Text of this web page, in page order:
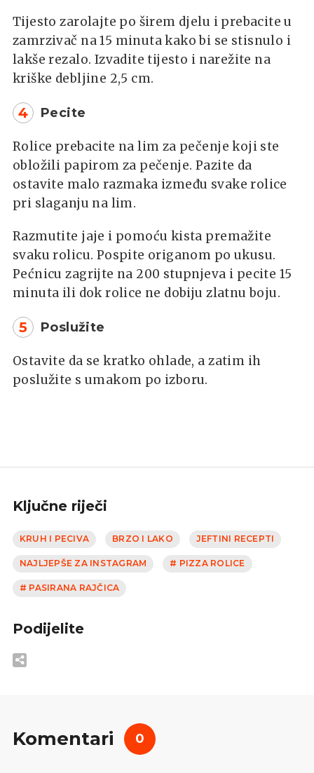
Tijesto zarolajte po širem djelu i prebacite u
zamrzivač na 15 minuta kako bi se stisnulo i
lakše rezalo. Izvadite tijesto i narežite na
kriške debljine 2,5 cm.
4 Pecite
Rolice prebacite na lim za pečenje koji ste
obložili papirom za pečenje. Pazite da
ostavite malo razmaka između svake rolice
pri slaganju na lim.
Razmutite jaje i pomoću kista premažite
svaku rolicu. Pospite origanom po ukusu.
Pećnicu zagrijte na 200 stupnjeva i pecite 15
minuta ili dok rolice ne dobiju zlatnu boju.
5 Poslužite
Ostavite da se kratko ohlade, a zatim ih
poslužite s umakom po izboru.
Ključne riječi
KRUH I PECIVA BRZO I LAKO JEFTINI RECEPTI
NAJLJEPŠE ZA INSTAGRAM # PIZZA ROLICE
# PASIRANA RAJČICA
Podijelite
Komentari 0